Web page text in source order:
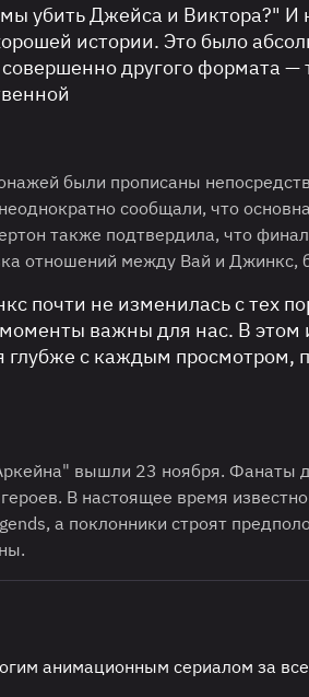
убить Джейса и Виктора?" И
истории. Это было
другого формата
были прописаны
сообщали, что
также подтвердила, что
отношений между Вай и Джинкс,
почти не изменилась с тех
важны для нас. В этом
глубже с каждым просмотром,
вышли 23 ноября. Фанаты
В настоящее время
а поклонники строят
анимационным сериалом за